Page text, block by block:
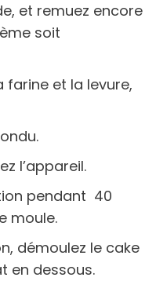
et remuez encore
soit
farine et la levure,
l’appareil.
pendant 40
moule.
démoulez le cake
en dessous.